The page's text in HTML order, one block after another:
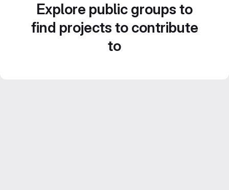
Explore public groups to
find projects to contribute
to